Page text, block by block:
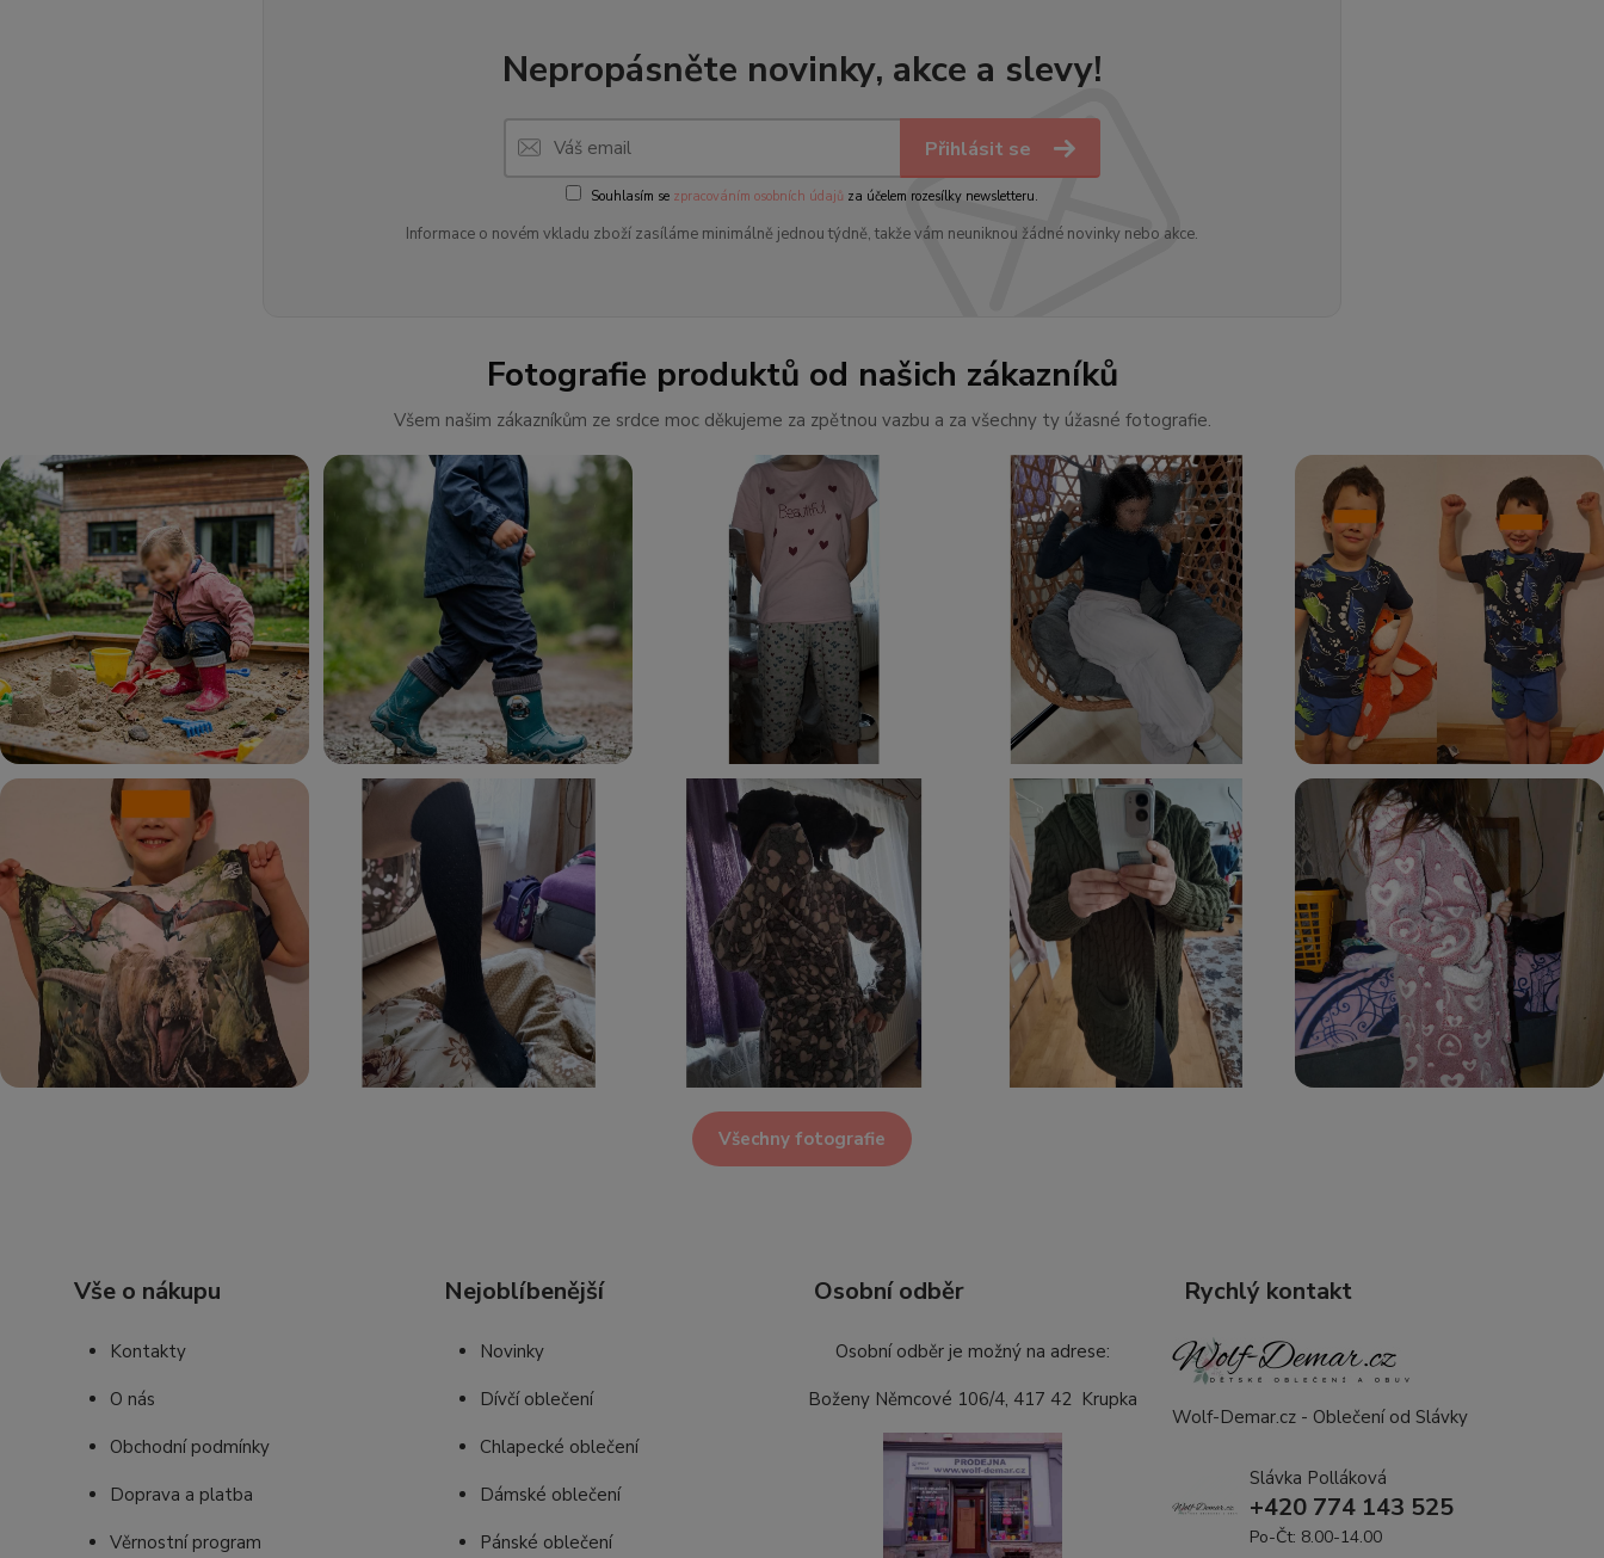
Nepropásněte novinky, akce a slevy!
Přihlásit se
Souhlasím se zpracováním osobních údajů za účelem rozesílky newsletteru.
Informace o novém vkladu zboží zasíláme minimálně jednou týdně, takže vám neuniknou žádné novinky nebo akce.
Fotografie produktů od našich zákazníků
Všem našim zákazníkům ze srdce moc děkujeme za zpětnou vazbu a za všechny ty úžasné fotografie.
Všechny fotografie
Vše o nákupu
Kontakty
O nás
Obchodní podmínky
Doprava a platba
Věrnostní program
Nejoblíbenější
Novinky
Dívčí oblečení
Chlapecké oblečení
Dámské oblečení
Pánské oblečení
Osobní odběr
Osobní odběr je možný na adrese:
Boženy Němcové 106/4, 417 42 Krupka
Rychlý kontakt
Wolf-Demar.cz - Oblečení od Slávky
Slávka Polláková
+420 774 143 525
Po-Čt: 8.00-14.00